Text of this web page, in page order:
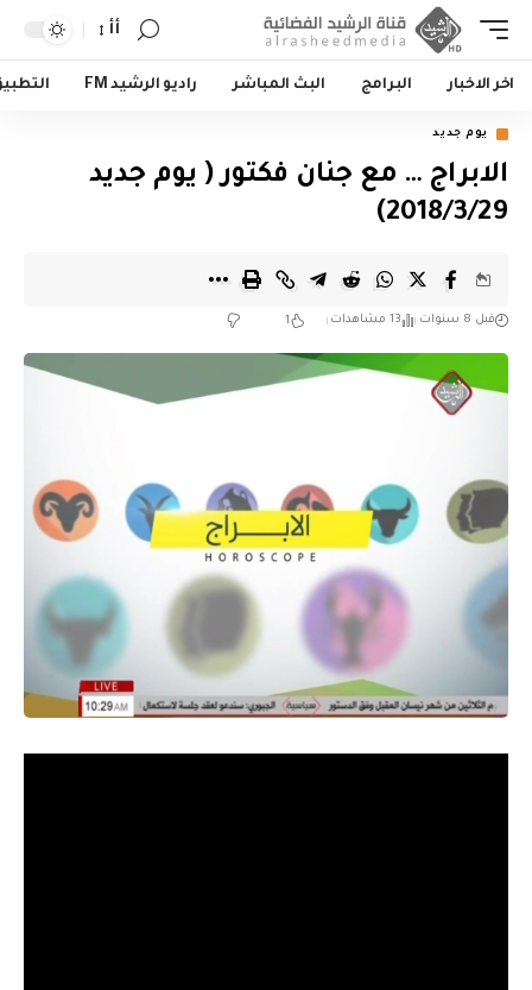
أأ
اخر الاخبار البرامج البث المباشر راديو الرشيد FM
يوم جديد
الابراج … مع جنان فكتور ( يوم جديد
2018/3/29)
قبل 8 سنوات 13 مشاهدات 1